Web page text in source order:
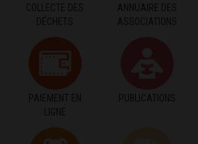
COLLECTE DES
DÉCHETS
ANNUAIRE DES
ASSOCIATIONS
PAIEMENT EN
LIGNE
PUBLICATIONS